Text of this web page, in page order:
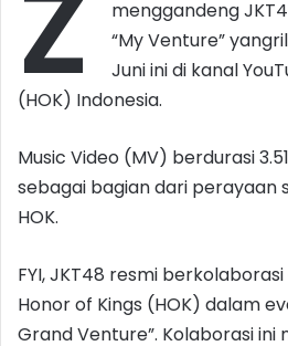
menggandeng
“My Venture”
Juni ini di kanal
(HOK) Indonesia.
Music Video (MV) berdurasi
sebagai bagian dari perayaan
HOK.
FYI, JKT48 resmi
Honor of Kings (HOK) dalam
Grand Venture”. Kolaborasi ini